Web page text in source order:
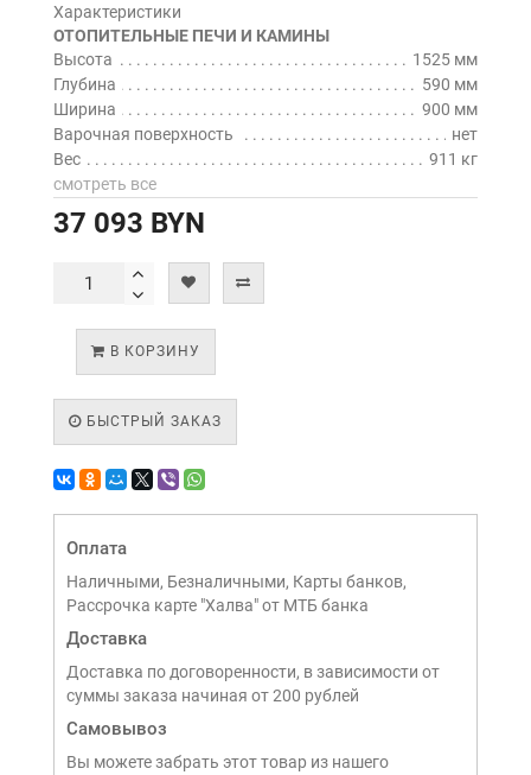
Характеристики
ОТОПИТЕЛЬНЫЕ ПЕЧИ И КАМИНЫ
Высота
1525 мм
Глубина
590 мм
Ширина
900 мм
Варочная поверхность
нет
Вес
911 кг
смотреть все
37 093 BYN
В КОРЗИНУ
БЫСТРЫЙ ЗАКАЗ
Оплата
Наличными, Безналичными, Карты банков,
Рассрочка карте "Халва" от МТБ банка
Доставка
Доставка по договоренности, в зависимости от
суммы заказа начиная от 200 рублей
Самовывоз
Вы можете забрать этот товар из нашего